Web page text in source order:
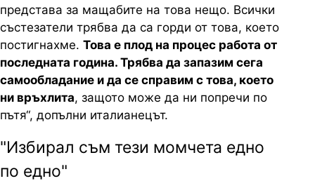
представа за мащабите на това нещо. Всички
състезатели трябва да са горди от това, което
постигнахме. Това е плод на процес работа от
последната година. Трябва да запазим сега
самообладание и да се справим с това, което
ни връхлита, защото може да ни попречи по
пътя“, допълни италианецът.
"Избирал съм тези момчета едно
по едно"